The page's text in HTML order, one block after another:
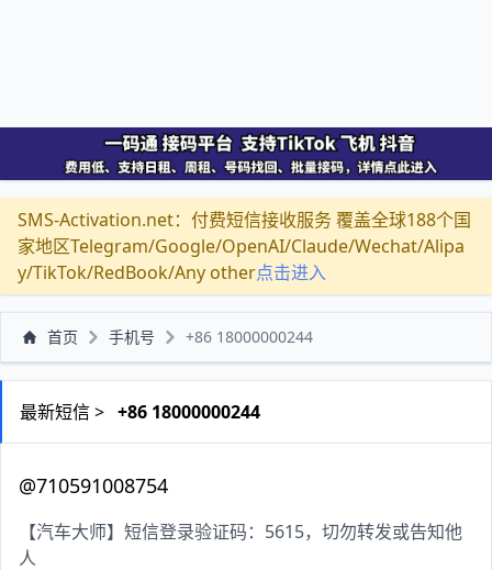
SMS-Activation.net：付费短信接收服务 覆盖全球188个国
家地区Telegram/Google/OpenAI/Claude/Wechat/Alipa
y/TikTok/RedBook/Any other点击进入
首页 手机号 +86 18000000244
最新短信 > +86 18000000244
@710591008754
【汽车大师】短信登录验证码：5615，切勿转发或告知他
人